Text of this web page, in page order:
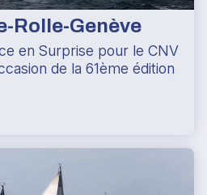
Rolle-Genève
en Surprise pour le CNV
de la 61ème édition